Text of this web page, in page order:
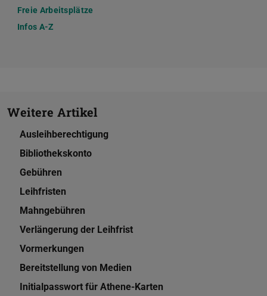
Freie Arbeitsplätze
Infos A-Z
Weitere Artikel
Ausleihberechtigung
Bibliothekskonto
Gebühren
Leihfristen
Mahngebühren
Verlängerung der Leihfrist
Vormerkungen
Bereitstellung von Medien
Initialpasswort für Athene-Karten